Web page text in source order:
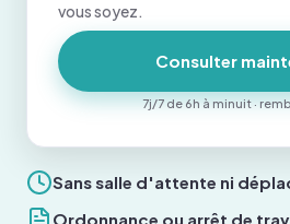
Sans salle d'attente ni
Ordonnance ou arrêt de
vous soyez.
Consulter
7j/7 de 6h à minuit ·